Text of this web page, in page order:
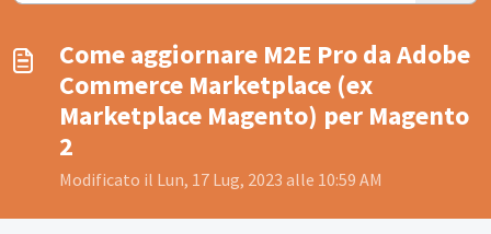
Come aggiornare M2E Pro da Adobe
Commerce Marketplace (ex
Marketplace Magento) per Magento
2
Modificato il Lun, 17 Lug, 2023 alle 10:59 AM